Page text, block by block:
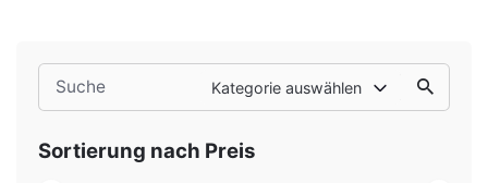
Search
for
Kategorie auswählen
Sortierung nach Preis